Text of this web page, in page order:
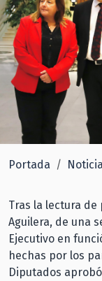
Portada
Tras la lectura
Aguilera, de una
Ejecutivo en
hechas por los
Diputados